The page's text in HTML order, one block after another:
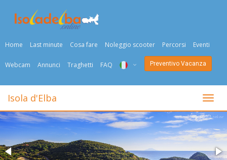
Home Last minute Cosa fare Noleggio scooter Percorsi Eventi
Webcam Annunci Traghetti FAQ
ENG
DEU
NED
Preventivo Vacanza
Togli
Isola d'Elba